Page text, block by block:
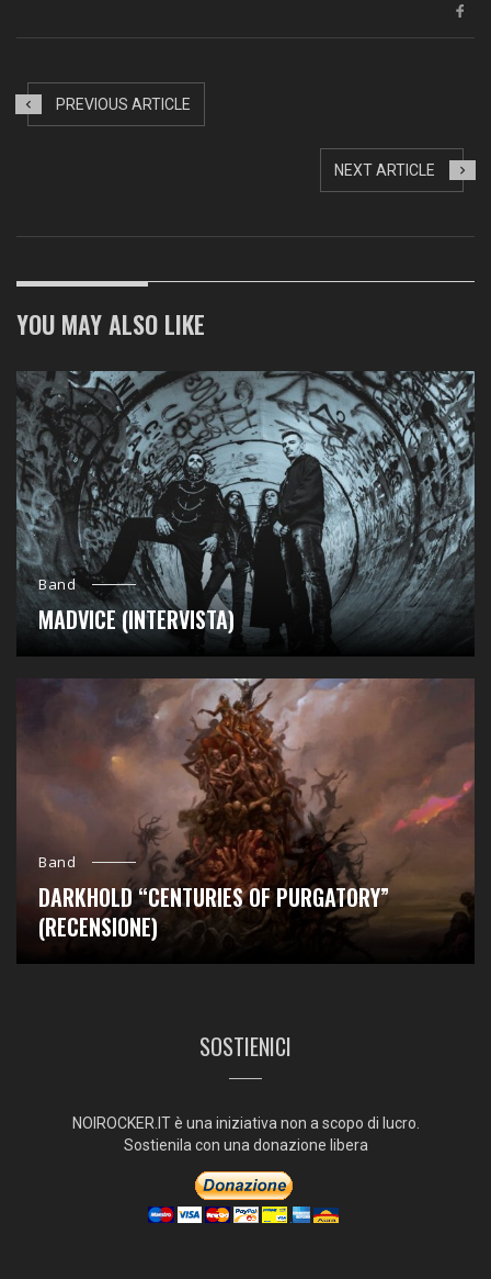
PREVIOUS ARTICLE
NEXT ARTICLE
YOU MAY ALSO LIKE
Band
MADVICE (INTERVISTA)
Band
DARKHOLD “CENTURIES OF PURGATORY”
(RECENSIONE)
SOSTIENICI
NOIROCKER.IT è una iniziativa non a scopo di lucro.
Sostienila con una donazione libera